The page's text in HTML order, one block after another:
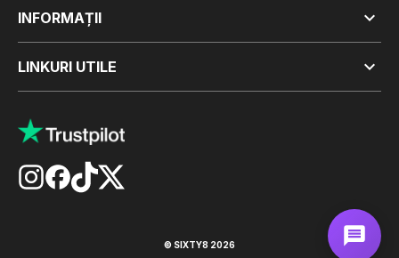
INFORMAȚII 
LINKURI UTILE 
© SIXTY8 2026